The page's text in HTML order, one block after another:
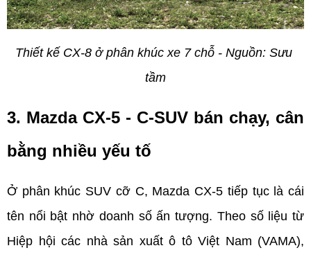
Thiết kế CX-8 ở phân khúc xe 7 chỗ - Nguồn: Sưu
tầm
3. Mazda CX-5 - C-SUV bán chạy, cân
bằng nhiều yếu tố
Ở phân khúc SUV cỡ C, Mazda CX-5 tiếp tục là cái
tên nổi bật nhờ doanh số ấn tượng. Theo số liệu từ
Hiệp hội các nhà sản xuất ô tô Việt Nam (VAMA),